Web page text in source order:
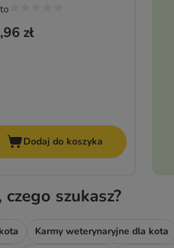
zł
Dodaj do koszyka
szukasz?
Karmy weterynaryjne dla kota